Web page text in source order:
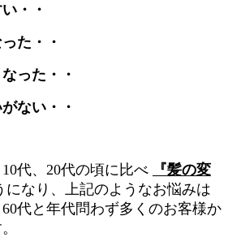
・・
た・・
った・・
ない・・
代、20代の頃に比べ
『髪の変
になり、上記のようなお悩みは
代と年代問わず多くのお客様か